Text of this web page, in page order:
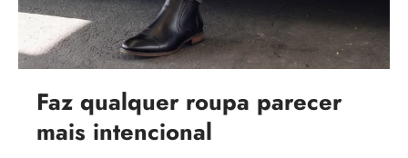
Faz qualquer roupa parecer
mais intencional